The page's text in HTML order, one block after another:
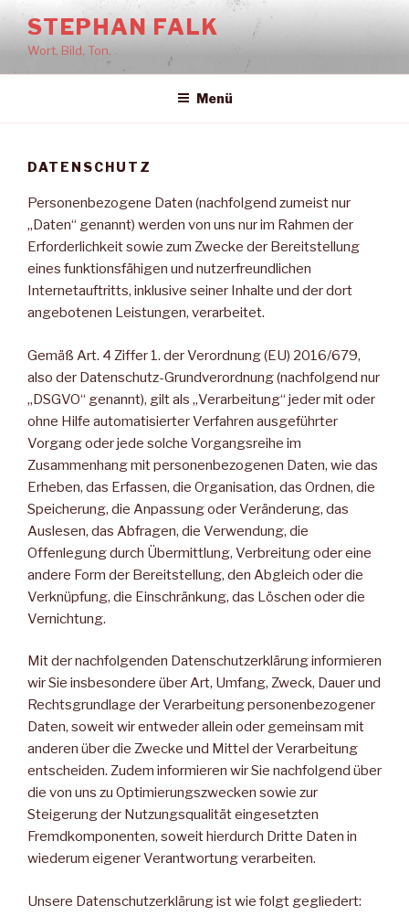
Zum
Inhalt
springen
STEPHAN FALK
Wort, Bild, Ton.
Menü
DATENSCHUTZ
Personenbezogene Daten (nachfolgend zumeist nur
„Daten“ genannt) werden von uns nur im Rahmen der
Erforderlichkeit sowie zum Zwecke der Bereitstellung
eines funktionsfähigen und nutzerfreundlichen
Internetauftritts, inklusive seiner Inhalte und der dort
angebotenen Leistungen, verarbeitet.
Gemäß Art. 4 Ziffer 1. der Verordnung (EU) 2016/679,
also der Datenschutz-Grundverordnung (nachfolgend nur
„DSGVO“ genannt), gilt als „Verarbeitung“ jeder mit oder
ohne Hilfe automatisierter Verfahren ausgeführter
Vorgang oder jede solche Vorgangsreihe im
Zusammenhang mit personenbezogenen Daten, wie das
Erheben, das Erfassen, die Organisation, das Ordnen, die
Speicherung, die Anpassung oder Veränderung, das
Auslesen, das Abfragen, die Verwendung, die
Offenlegung durch Übermittlung, Verbreitung oder eine
andere Form der Bereitstellung, den Abgleich oder die
Verknüpfung, die Einschränkung, das Löschen oder die
Vernichtung.
Mit der nachfolgenden Datenschutzerklärung informieren
wir Sie insbesondere über Art, Umfang, Zweck, Dauer und
Rechtsgrundlage der Verarbeitung personenbezogener
Daten, soweit wir entweder allein oder gemeinsam mit
anderen über die Zwecke und Mittel der Verarbeitung
entscheiden. Zudem informieren wir Sie nachfolgend über
die von uns zu Optimierungszwecken sowie zur
Steigerung der Nutzungsqualität eingesetzten
Fremdkomponenten, soweit hierdurch Dritte Daten in
wiederum eigener Verantwortung verarbeiten.
Unsere Datenschutzerklärung ist wie folgt gegliedert: